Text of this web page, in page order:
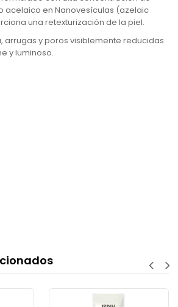
acelaico en Nanovesículas (azelaic
una retexturización de la piel.
arrugas y poros visiblemente reducidas
y luminoso.